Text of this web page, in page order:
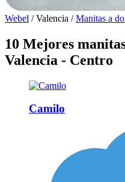
Webel / Valencia / Manitas a
10 Mejores
Valencia - Centro
Camilo